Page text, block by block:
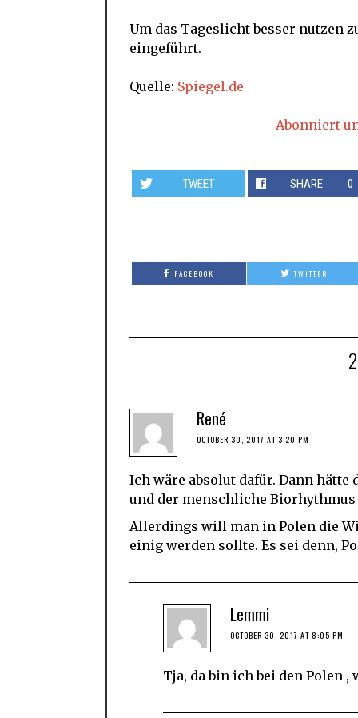
Um das Tageslicht besser nutzen
eingeführt.
Quelle: Spiegel.de
Abonniert
TWEET SHARE 0
FACEBOOK TWITTER
René
OCTOBER 30, 2017 AT 3:20 PM
Ich wäre absolut dafür. Dann
und der menschliche
Allerdings will man in Polen die
einig werden sollte. Es sei denn,
Lemmi
OCTOBER 30, 2017 AT 8:05 PM
Tja, da bin ich bei den Polen